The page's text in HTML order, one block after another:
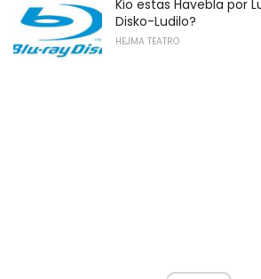
Kio estas Havebla por
Disko-Ludilo?
HEJMA TEATRO